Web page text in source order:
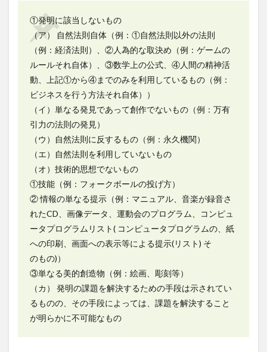
①発明に該当しないもの
（ア） 自然法則自体（例：①自然法則以外の法則
（例：経済法則）、②人為的な取決め（例：ゲームの
ルールそれ自体）、③数学上の公式、④人間の精神活
動、上記①から④までのみを利用しているもの（例：
ビジネスを行う方法それ自体））
（イ）単なる発見であって創作でないもの（例：万有
引力の法則の発見）
（ウ）自然法則に反するもの（例：永久機関）
（エ）自然法則を利用していないもの
（オ）技術的思想でないもの
①技能（例：フォークボールの投げ方）
② 情報の単なる提示（例：マニュアル、音楽が録音さ
れたCD、画像データ、運動会のプログラム、コンピュ
ータプログラムリスト( コンピュータプログラムの、紙
への印刷、画面への表示等による提示(リスト) そ
のもの)）
③単なる美的創造物（例：絵画、彫刻等）
（カ） 発明の課題を解決するための手段は示されてい
るものの、その手段によっては、課題を解決すること
が明らかに不可能なもの